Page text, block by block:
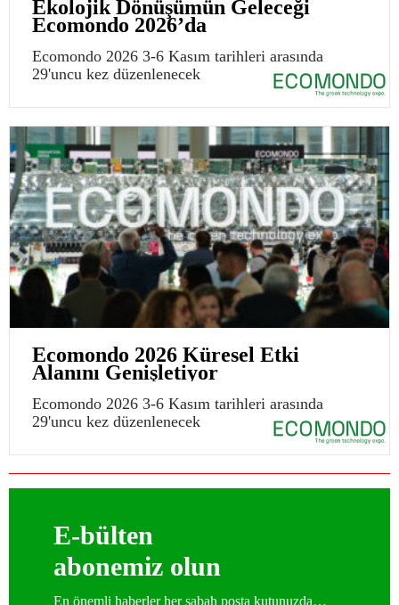
Ekolojik Dönüşümün Geleceği
Ecomondo 2026’da
Ecomondo 2026 3-6 Kasım tarihleri arasında
29'uncu kez düzenlenecek
Ecomondo 2026 Küresel Etki
Alanını Genişletiyor
Ecomondo 2026 3-6 Kasım tarihleri arasında
29'uncu kez düzenlenecek
E-bülten
abonemiz olun
En önemli haberler her sabah posta kutunuzda…